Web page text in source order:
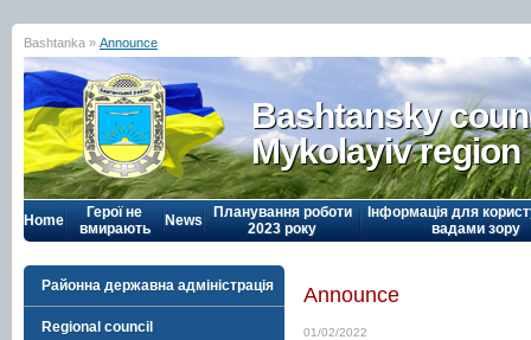
Bashtanka » Announce
Bashtansky
Mykolayiv region
Home
Герої не
вмирають
News
Планування роботи
2023 року
Інформація для
вадами зору
Районна державна адміністрація
Regional council
Announce
01/02/2022